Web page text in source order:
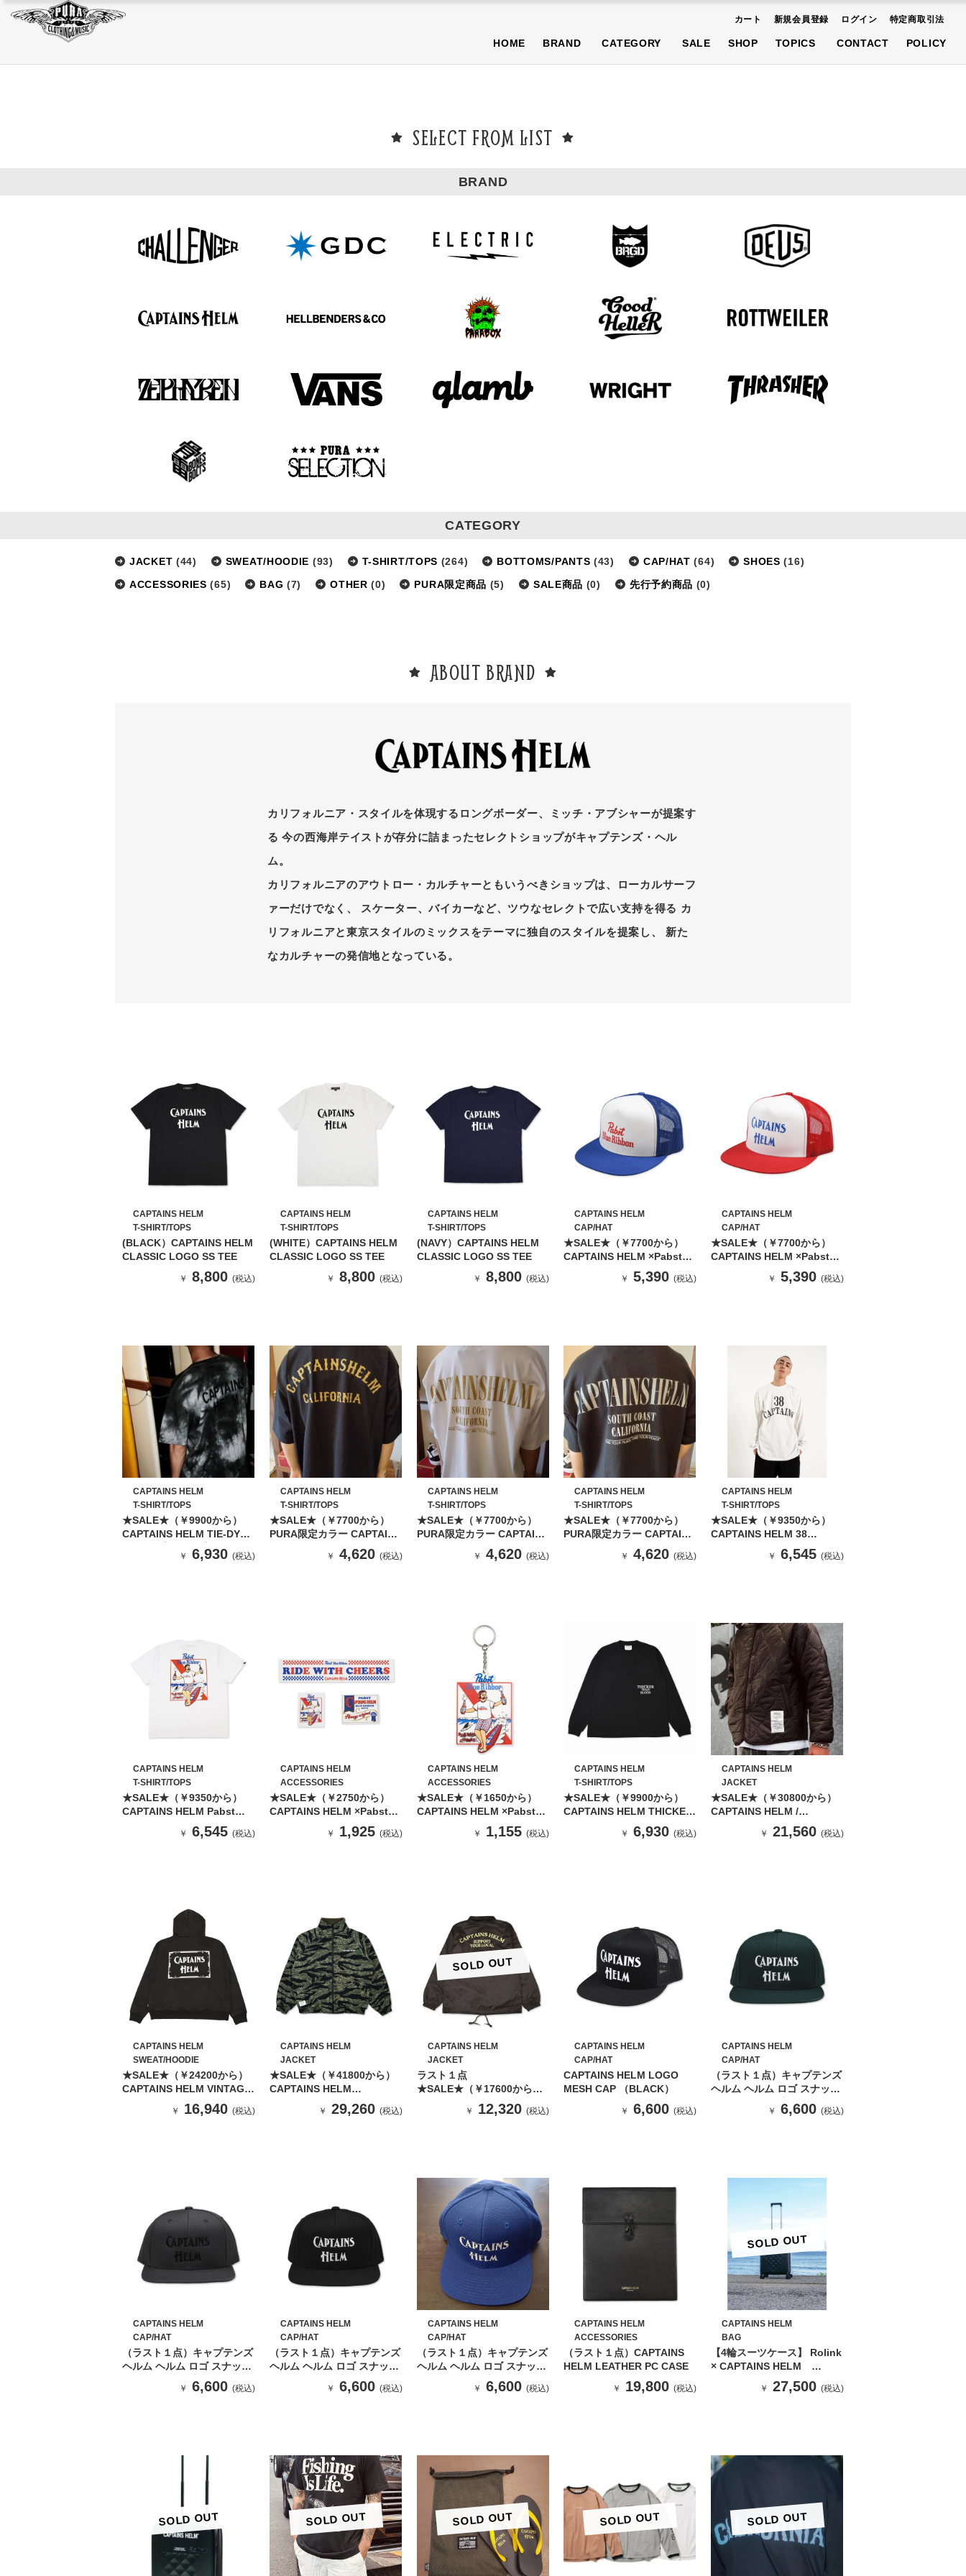
カート 新規会員登録 ログイン 特定商取引法
HOME BRAND CATEGORY
PURA限定商品 SALE商品
SALE SHOP TOPICS CONTACT POLICY
SELECT FROM LIST
BRAND
CATEGORY
JACKET (44) SWEAT/HOODIE (93) T-SHIRT/TOPS (264) BOTTOMS/PANTS (43) CAP/HAT (64) SHOES (16)
ACCESSORIES (65) BAG (7) OTHER (0) PURA限定商品 (5) SALE商品 (0) 先行予約商品 (0)
ABOUT BRAND
カリフォルニア・スタイルを体現するロングボーダー、ミッチ・アブシャーが提案す
る 今の西海岸テイストが存分に詰まったセレクトショップがキャプテンズ・ヘル
ム。
カリフォルニアのアウトロー・カルチャーともいうべきショップは、ローカルサーフ
ァーだけでなく、 スケーター、バイカーなど、ツウなセレクトで広い支持を得る カ
リフォルニアと東京スタイルのミックスをテーマに独自のスタイルを提案し、 新た
なカルチャーの発信地となっている。
CAPTAINS HELM
T-SHIRT/TOPS
(BLACK）CAPTAINS HELM
CLASSIC LOGO SS TEE
￥ 8,800 (税込)
CAPTAINS HELM
T-SHIRT/TOPS
(WHITE）CAPTAINS HELM
CLASSIC LOGO SS TEE
￥ 8,800 (税込)
CAPTAINS HELM
T-SHIRT/TOPS
(NAVY）CAPTAINS HELM
CLASSIC LOGO SS TEE
￥ 8,800(税込)
CAPTAINS HELM
CAP/HAT
★SALE★（￥7700から）
CAPTAINS HELM ×Pabst
Blue Ribbon Mesh Cap
￥ 5,390(税込)
CAPTAINS HELM
CAP/HAT
★SALE★（￥7700から）
CAPTAINS HELM ×Pabst
Blue Ribbon Mesh Cap
￥ 5,390 (税込)
CAPTAINS HELM
T-SHIRT/TOPS
★SALE★（￥9900から）
CAPTAINS HELM TIE-DYE
SS TEE【BLACK】
￥ 6,930 (税込)
CAPTAINS HELM
T-SHIRT/TOPS
★SALE★（￥7700から）
PURA限定カラー CAPTAINS
HELM TEE 「#CH
CALIFORNIA -BLACK」
￥ 4,620 (税込)
CAPTAINS HELM
T-SHIRT/TOPS
★SALE★（￥7700から）
PURA限定カラー CAPTAINS
HELM TEE 「#SOUTH
COAST -WHITE」
￥ 4,620(税込)
CAPTAINS HELM
T-SHIRT/TOPS
★SALE★（￥7700から）
PURA限定カラー CAPTAINS
HELM TEE 「#SOUTH
COAST -BLACK」
￥ 4,620(税込)
CAPTAINS HELM
T-SHIRT/TOPS
★SALE★（￥9350から）
CAPTAINS HELM 38
CAPTAINS LS TEE
￥ 6,545 (税込)
CAPTAINS HELM
T-SHIRT/TOPS
★SALE★（￥9350から）
CAPTAINS HELM Pabst
Blue Ribbon S/STEE
￥ 6,545 (税込)
CAPTAINS HELM
ACCESSORIES
★SALE★（￥2750から）
CAPTAINS HELM ×Pabst
Blue Ribbon Sticker SET
￥ 1,925 (税込)
CAPTAINS HELM
ACCESSORIES
★SALE★（￥1650から）
CAPTAINS HELM ×Pabst
Blue Ribbon Rubber
￥ 1,155(税込)
CAPTAINS HELM
T-SHIRT/TOPS
★SALE★（￥9900から）
CAPTAINS HELM THICKER
THAN BLOOD POCKET LS
TEE 【BLACK】
￥ 6,930(税込)
CAPTAINS HELM
JACKET
★SALE★（￥30800から）
CAPTAINS HELM /
#QUILTING LINER JACKET
￥ 21,560 (税込)
CAPTAINS HELM
SWEAT/HOODIE
★SALE★（￥24200から）
CAPTAINS HELM VINTAGE
LOGO HOODIE（BLACK)
￥ 16,940 (税込)
CAPTAINS HELM
JACKET
★SALE★（￥41800から）
CAPTAINS HELM
REVERSIBLE FLEECE
￥ 29,260 (税込)
SOLD OUT
CAPTAINS HELM
JACKET
ラスト１点
★SALE★（￥17600から）
CAPTAINS HELM
SAVAGE LOGO COAH
￥ 12,320(税込)
CAPTAINS HELM
CAP/HAT
CAPTAINS HELM LOGO
MESH CAP （BLACK）
￥ 6,600(税込)
CAPTAINS HELM
CAP/HAT
（ラスト１点）キャプテンズ
ヘルム ヘルム ロゴ スナップ
バック キャップ(GREEN）
￥ 6,600 (税込)
CAPTAINS HELM
CAP/HAT
（ラスト１点）キャプテンズ
ヘルム ヘルム ロゴ スナップ
バック キャップ(GRAY）
￥ 6,600 (税込)
CAPTAINS HELM
CAP/HAT
（ラスト１点）キャプテンズ
ヘルム ヘルム ロゴ スナップ
バック キャップ(BLACK）
￥ 6,600 (税込)
CAPTAINS HELM
CAP/HAT
（ラスト１点）キャプテンズ
ヘルム ヘルム ロゴ スナップ
バック キャップ(BLUE）
￥ 6,600(税込)
CAPTAINS HELM
ACCESSORIES
（ラスト１点）CAPTAINS
HELM LEATHER PC CASE
￥ 19,800(税込)
SOLD OUT
CAPTAINS HELM
BAG
【4輪スーツケース】 Rolink
× CAPTAINS HELM
FOLDING TRIP CARRY
￥ 27,500 (税込)
SOLD OUT SOLD OUT SOLD OUT SOLD OUT SOLD OUT
BAG OTHER PURA限定商品 SALE商品 先行予約商品